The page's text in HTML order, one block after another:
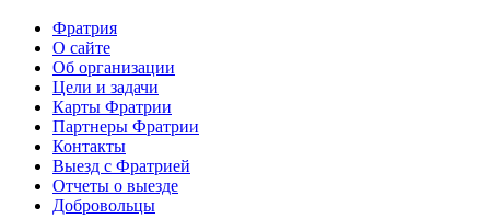
Фратрия
О сайте
Об организации
Цели и задачи
Карты Фратрии
Партнеры Фратрии
Контакты
Выезд с Фратрией
Отчеты о выезде
Добровольцы